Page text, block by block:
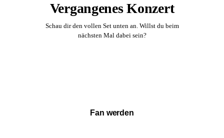
Vergangenes Konzert
Schau dir den vollen Set unten an. Willst du beim
nächsten Mal dabei sein?
Fan werden